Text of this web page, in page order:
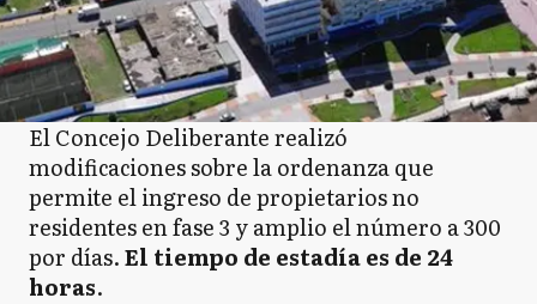
El Concejo Deliberante realizó
modificaciones sobre la ordenanza que
permite el ingreso de propietarios no
residentes en fase 3 y amplio el número a 300
por días.El tiempo de estadía es de 24
horas.